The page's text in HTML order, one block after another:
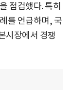
점검했다. 특히
를 언급하며, 국
시장에서 경쟁